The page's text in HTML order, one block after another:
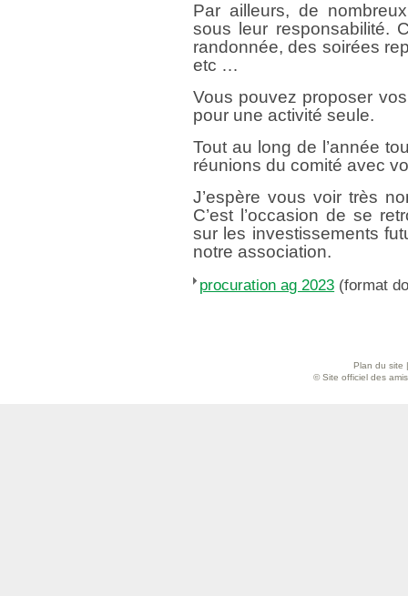
Par ailleurs, de
sous leur responsabilité.
randonnée, des soirées
etc …
Vous pouvez proposer
pour une activité seule.
Tout au long de l’année
réunions du comité avec
J’espère vous voir très
C’est l’occasion de se
sur les investissements
notre association.
procuration ag 2023 (format
Plan du site
© Site officiel des